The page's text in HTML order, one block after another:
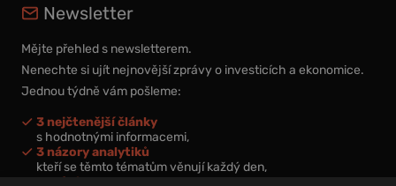
Newsletter
Mějte přehled s newsletterem.
Nenechte si ujít nejnovější zprávy o investicích a ekonomice.
Jednou týdně vám pošleme:
3 nejčtenější články
s hodnotnými informacemi,
3 názory analytiků
kteří se těmto tématům věnují každý den,
nová videa a podcasty